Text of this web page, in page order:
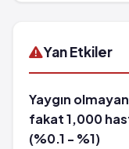
Yan Etkiler
Yaygın
fakat 1,000
(%0.1 - %1)